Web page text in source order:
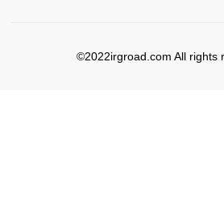
©2022irgroad.com All rights